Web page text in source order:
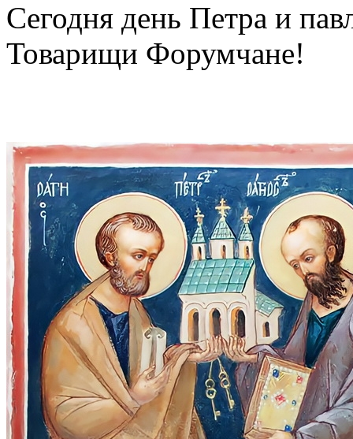
Сегодня день Петра и
Товарищи Форумчане!